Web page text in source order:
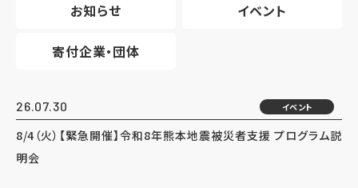
お知らせ イベント
寄付企業・団体
26.07.30 イベント
8/4（火）【緊急開催】令和8年熊本地震被災者支援 プログラム説
明会